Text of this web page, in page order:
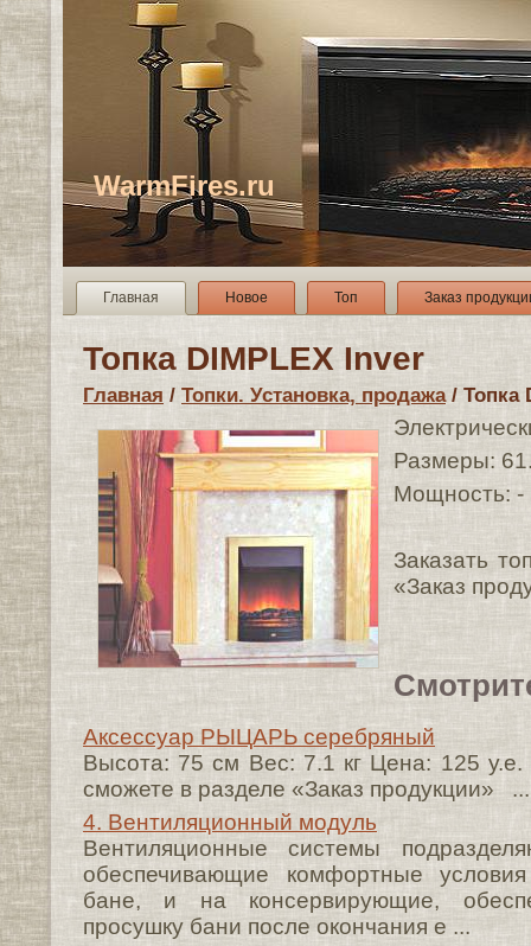
WarmFires.ru
Главная Новое Топ Заказ
Топка DIMPLЕX Inver
Главная / Топки. Установка, продажа/ Топка
Размеры:
Мощность: -
Заказать
«Заказ
Аксессуар РЫЦАРЬ серебряный
Высота: 75 cм Вес: 7.1 кг Цена: 125
сможете в разделе «Заказ продукции» ...
4. Вентиляционный модуль
Вентиляционные системы
обеспечивающие комфортные
бане, и на консервирующие,
просушку бани после окончания е ...